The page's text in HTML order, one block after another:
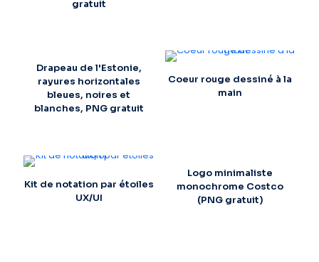
gratuit
Drapeau de l'Estonie,
rayures horizontales
bleues, noires et
blanches, PNG gratuit
Coeur rouge dessiné à la
main
Kit de notation par étoiles
UX/UI
Logo minimaliste
monochrome Costco
(PNG gratuit)